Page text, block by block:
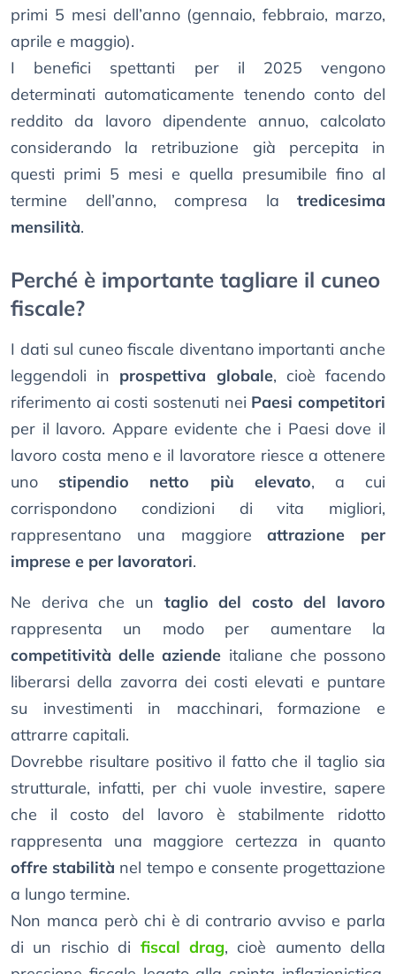
primi 5 mesi dell’anno (gennaio, febbraio, marzo,
aprile e maggio).
I benefici spettanti per il 2025 vengono
determinati automaticamente tenendo conto del
reddito da lavoro dipendente annuo, calcolato
considerando la retribuzione già percepita in
questi primi 5 mesi e quella presumibile fino al
termine dell’anno, compresa la tredicesima
mensilità.
Perché è importante tagliare il cuneo
fiscale?
I dati sul cuneo fiscale diventano importanti anche
leggendoli in prospettiva globale, cioè facendo
riferimento ai costi sostenuti nei Paesi competitori
per il lavoro. Appare evidente che i Paesi dove il
lavoro costa meno e il lavoratore riesce a ottenere
uno stipendio netto più elevato, a cui
corrispondono condizioni di vita migliori,
rappresentano una maggioreattrazione per
imprese e per lavoratori.
Ne deriva che un taglio del costo del lavoro
rappresenta un modo per aumentare la
competitività delle aziende italiane che possono
liberarsi della zavorra dei costi elevati e puntare
su investimenti in macchinari, formazione e
attrarre capitali.
Dovrebbe risultare positivo il fatto che il taglio sia
strutturale, infatti, per chi vuole investire, sapere
che il costo del lavoro è stabilmente ridotto
rappresenta una maggiore certezza in quanto
offre stabilità nel tempo e consente progettazione
a lungo termine.
Non manca però chi è di contrario avviso e parla
di un rischio di fiscal drag, cioè aumento della